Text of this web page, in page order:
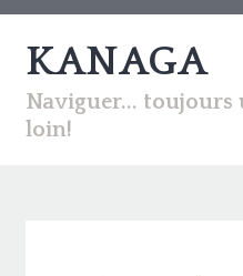
KANAGA
Naviguer... toujours
loin!